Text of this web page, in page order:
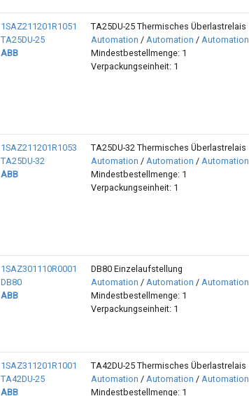
1SAZ211201R1051
TA25DU-25
ABB
TA25DU-25 Thermisches Überlastrelais
Automation / Automation / Automation
Mindestbestellmenge: 1
Verpackungseinheit: 1
1SAZ211201R1053
TA25DU-32
ABB
TA25DU-32 Thermisches Überlastrelais
Automation / Automation / Automation
Mindestbestellmenge: 1
Verpackungseinheit: 1
1SAZ301110R0001
DB80
ABB
DB80 Einzelaufstellung
Automation / Automation / Automation
Mindestbestellmenge: 1
Verpackungseinheit: 1
1SAZ311201R1001
TA42DU-25
ABB
TA42DU-25 Thermisches Überlastrelais
Automation / Automation / Automation
Mindestbestellmenge: 1